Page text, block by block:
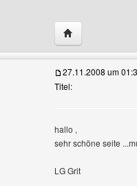
Website dieses
Profile anzeigen
27.11.2008 um
Titel:
hallo ,
sehr schöne seite
LG Grit